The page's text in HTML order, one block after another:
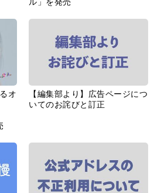
オ
【編集部より】広告ページにつ
いてのお詫びと訂正